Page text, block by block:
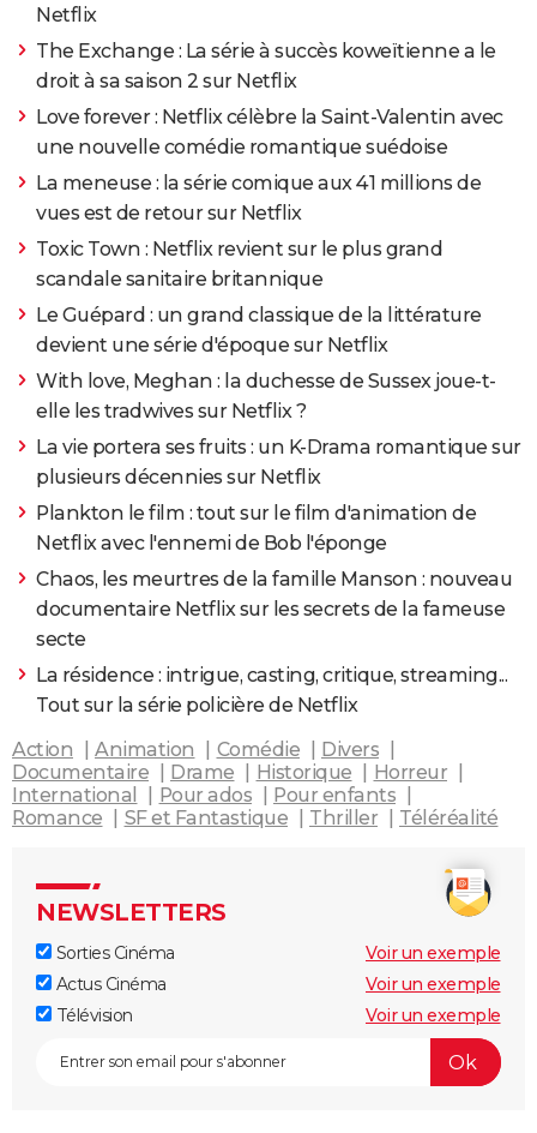
Netflix
The Exchange : La série à succès koweïtienne a le
droit à sa saison 2 sur Netflix
Love forever : Netflix célèbre la Saint-Valentin avec
une nouvelle comédie romantique suédoise
La meneuse : la série comique aux 41 millions de
vues est de retour sur Netflix
Toxic Town : Netflix revient sur le plus grand
scandale sanitaire britannique
Le Guépard : un grand classique de la littérature
devient une série d'époque sur Netflix
With love, Meghan : la duchesse de Sussex joue-t-
elle les tradwives sur Netflix ?
La vie portera ses fruits : un K-Drama romantique sur
plusieurs décennies sur Netflix
Plankton le film : tout sur le film d'animation de
Netflix avec l'ennemi de Bob l'éponge
Chaos, les meurtres de la famille Manson : nouveau
documentaire Netflix sur les secrets de la fameuse
secte
La résidence : intrigue, casting, critique, streaming...
Tout sur la série policière de Netflix
Action
Animation Comédie
Divers
Documentaire
Drame Historique
Horreur
International
Pour ados
Pour enfants
Romance
SF et Fantastique Thriller Téléréalité
NEWSLETTERS
Sorties Cinéma
Voir un exemple
Actus Cinéma
Voir un exemple
Télévision
Voir un exemple